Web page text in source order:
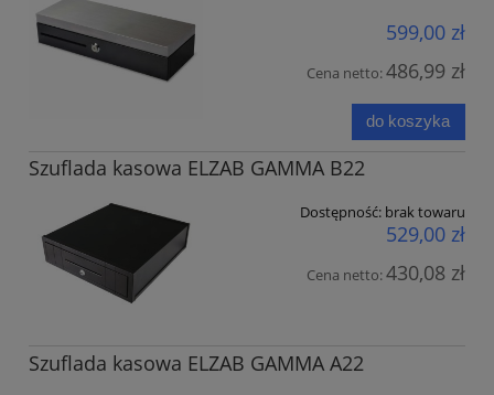
599,00 zł
Cena netto:486,99 zł
do koszyka
Szuflada kasowa ELZAB GAMMA B22
Dostępność: brak towaru
529,00 zł
Cena netto:430,08 zł
Szuflada kasowa ELZAB GAMMA A22